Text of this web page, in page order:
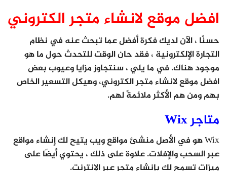
افضل موقع لانشاء متجر الكتروني
حسنًا ، الآن لديك فكرة أفضل عما تبحث عنه في نظام
التجارة الإلكترونية ، فقد حان الوقت للتحدث حول ما هو
موجود هناك. في ما يلي ، سنتجاوز مزايا وعيوب بعض
افضل موقع لانشاء متجر الكتروني، وهيكل التسعير الخاص
بهم ومن هم الأكثر ملائمةً لهم.
متاجر Wix
Wix هو في الأصل منشئ مواقع ويب يتيح لك إنشاء مواقع
عبر السحب والإفلات. علاوة على ذلك ، يحتوي أيضًا على
ميزات تسمح لك بإنشاء متجر عبر الإنترنت.